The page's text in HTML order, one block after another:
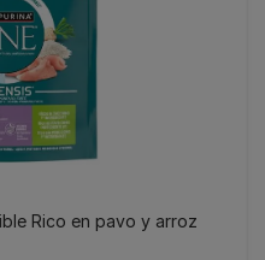
Rico en pavo y arroz